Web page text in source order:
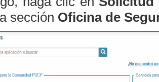
sección Oficina de